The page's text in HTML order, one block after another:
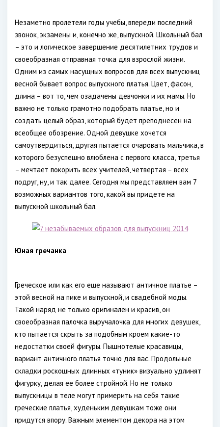
Незаметно пролетели годы учебы, впереди последний
звонок, экзамены и, конечно же, выпускной. Школьный бал
– это и логическое завершение десятилетних трудов и
своеобразная отправная точка для взрослой жизни.
Одним из самых насущных вопросов для всех выпускниц
весной бывает вопрос выпускного платья. Цвет, фасон,
длина – вот то, чем озадачены девчонки и их мамы. Но
важно не только грамотно подобрать платье, но и
создать целый образ, который будет преподнесен на
всеобщее обозрение. Одной девушке хочется
самоутвердиться, другая пытается очаровать мальчика, в
которого безуспешно влюблена с первого класса, третья
– мечтает покорить всех учителей, четвертая – всех
подруг, ну, и так далее. Сегодня мы представляем вам 7
возможных вариантов того, какой вы придете на
выпускной школьный бал.
Юная гречанка
Греческое или как его еще называют античное платье –
этой весной на пике и выпускной, и свадебной моды.
Такой наряд не только оригинален и красив, он
своеобразная палочка выручалочка для многих девушек,
кто пытается скрыть за подобным кроем какие-то
недостатки своей фигуры. Пышнотелые красавицы,
вариант античного платья точно для вас. Продольные
складки роскошных длинных «туник» визуально удлинят
фигурку, делая ее более стройной. Но не только
выпускницы в теле могут примерить на себя такие
греческие платья, худеньким девушкам тоже они
придутся впору. Важным элементом декора на этом